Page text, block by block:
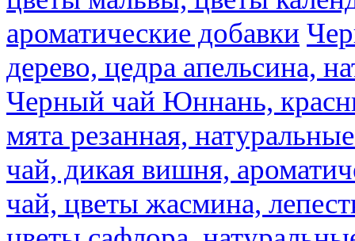
ароматические добавки
дерево, цедра апельсина,
Черный чай Юннань,
мята резанная,
чай, дикая вишня,
чай, цветы жасмина,